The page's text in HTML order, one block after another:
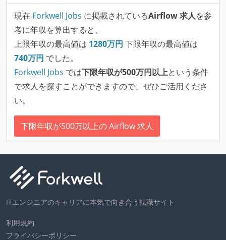
現在 Forkwell Jobs に掲載されているAirflow 求人を参
考に年収を算出すると、
上限年収の最高値は 1280万円 下限年収の最高値は
740万円 でした。
Forkwell Jobs では下限年収が500万円以上という条件
で求人を探すことができますので、ぜひご活用くださ
い。
下限年収が500万以上の Airflow 求人
ITエンジニアのキャリアに本気で向き合う転職サイト
利用規約
プライバシーポリシー